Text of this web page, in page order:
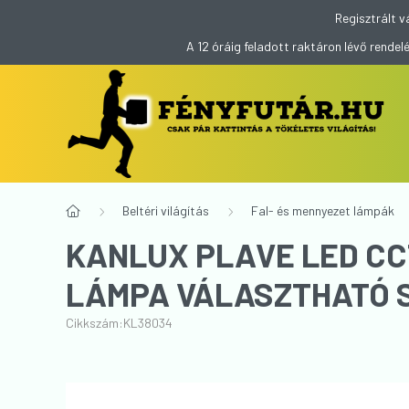
Regisztrált
A 12 óráig feladott raktáron lévő
Beltéri világítás Fal- és mennyezet lámpák
KANLUX PLAVE LED CCT+RGB LÁMPA(
LÁMPA VÁLASZTHATÓ
Cikkszám:KL38034